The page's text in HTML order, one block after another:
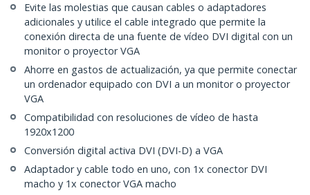
Evite las molestias que causan cables o adaptadores
adicionales y utilice el cable integrado que permite la
conexión directa de una fuente de vídeo DVI digital con un
monitor o proyector VGA
Ahorre en gastos de actualización, ya que permite conectar
un ordenador equipado con DVI a un monitor o proyector
VGA
Compatibilidad con resoluciones de vídeo de hasta
1920x1200
Conversión digital activa DVI (DVI-D) a VGA
Adaptador y cable todo en uno, con 1x conector DVI
macho y 1x conector VGA macho